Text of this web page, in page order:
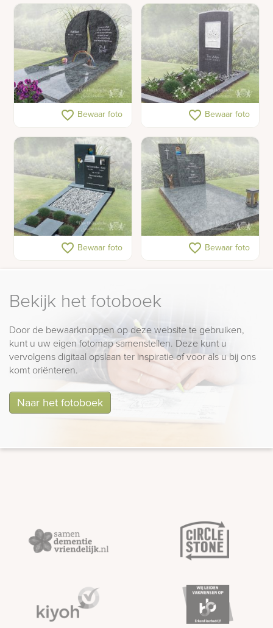
Gepolijst grafmonument
met ruwe rand
favorite_border Bewaar foto
Belgisch hardsteen
favorite_border Bewaar foto
Grafmonument met foto
favorite_border Bewaar foto Grafsteenfavorite_border Bewaar foto
Bekijk het fotoboek
Door de bewaarknoppen op deze website te gebruiken,
kunt u uw eigen fotomap samenstellen. Deze kunt u
vervolgens digitaal opslaan ter inspiratie of voor als u bij ons
komt oriënteren.
Naar het fotoboek